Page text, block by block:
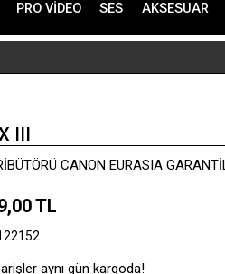
PRO VIDEO SES AKSESUAR
III
CANON EURASIA
TL
aynı gün kargoda!